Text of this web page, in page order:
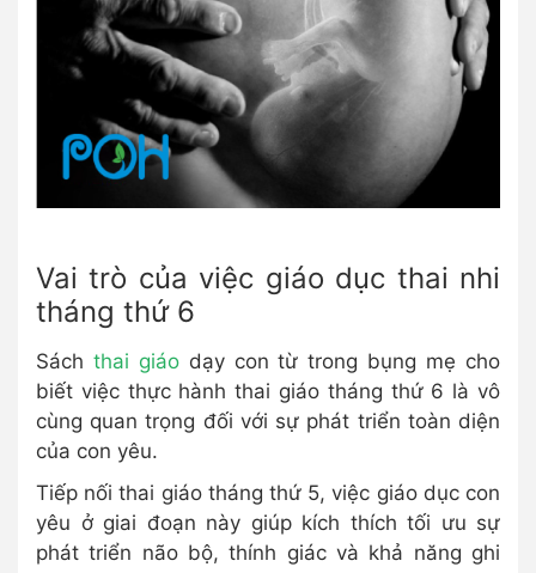
Vai trò của việc giáo dục thai nhi
tháng thứ 6
Sách thai giáodạy con từ trong bụng mẹ cho
biết việc thực hành thai giáo tháng thứ 6 là vô
cùng quan trọng đối với sự phát triển toàn diện
của con yêu.
Tiếp nối thai giáo tháng thứ 5, việc giáo dục con
yêu ở giai đoạn này giúp kích thích tối ưu sự
phát triển não bộ, thính giác và khả năng ghi